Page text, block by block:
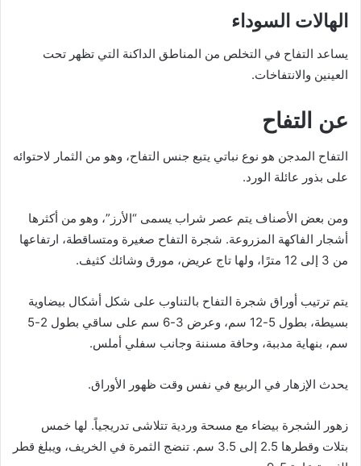
الهالات السوداء
يساعد التفاح في التخلص من المناطق الداكنة التي تظهر تحت
العينين والانتفاخات.
عن التفاح
التفاح المدجن هو نوع نباتي يتبع جنس التفاح، وهو من الثمار لاحتوائه
على بذور عائلة الورد.
ومن بعض الأصناف يتم عصر شراب يسمى “الأرز”، وهو من أكثرها
أشجار الفاكهة المزروعة. شجرة التفاح صغيرة ومتساقطة، ارتفاعها
من 3 إلى 12 مترًا، ولها تاج عريض، مورق وشائك كثيف.
يتم ترتيب أوراق شجرة التفاح بالتناوب على شكل أشكال بيضاوية
بسيطة، بطول 5-12 سم، وعرض 3-6 سم على ساقي بطول 2-5
سم، بنهاية مدببة، وحافة مسننة وجانب سفلي أملس.
يحدث الإزهار في الربيع في نفس وقت ظهور الأوراق.
زهور الشجرة بيضاء مع مسحة وردية تتلاشى تدريجياً. لها خمس
بتلات وقطرها 2.5 إلى 3.5 سم. تنضج الثمرة في الخريف، ويبلغ قطر